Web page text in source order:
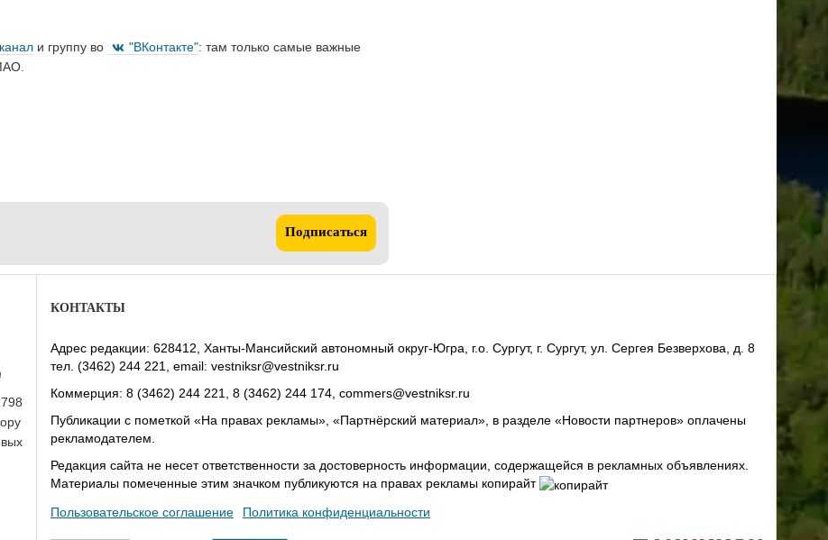
и группу во "ВКонтакте": там только самые важные
Подписаться
КОНТАКТЫ
Адрес редакции: 628412, Ханты-Мансийский автономный округ-Югра, г.о. Сургут, г. Сургут, ул. Сергея Безверхова, д. 8
тел. (3462) 244 221, email: vestniksr@vestniksr.ru
Коммерция: 8 (3462) 244 221, 8 (3462) 244 174, commers@vestniksr.ru
Публикации с пометкой «На правах рекламы», «Партнёрский материал», в разделе «Новости партнеров» оплачены
рекламодателем.
Редакция сайта не несет ответственности за достоверность информации, содержащейся в рекламных объявлениях.
Материалы помеченные этим значком публикуются на правах рекламы копирайт
Пользовательское соглашение
Политика конфиденциальности